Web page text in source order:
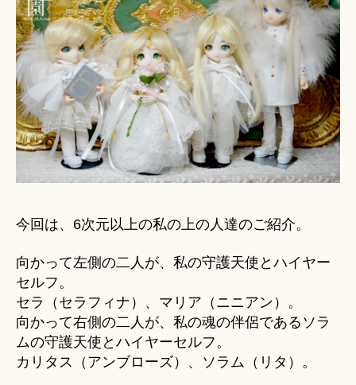
今回は、6次元以上の私の上の人達のご紹介。
向かって左側の二人が、私の守護天使とハイヤー
セルフ。
セラ（セラフィナ）、マリア（ニニアン）。
向かって右側の二人が、私の魂の伴侶であるソラ
ムの守護天使とハイヤーセルフ。
カリタス（アンブローズ）、ソラム（リタ）。